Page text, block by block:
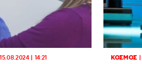
15.08.2024 | 14:21 ΚΟΣΜΟΣ|